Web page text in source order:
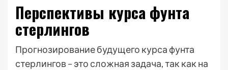
Перспективы курса фунта
стерлингов
Прогнозирование будущего курса фунта
стерлингов – это сложная задача, так как на